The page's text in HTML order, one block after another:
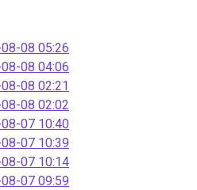
08 05:26
08 04:06
08 02:21
08 02:02
07 10:40
07 10:39
07 10:14
07 09:59